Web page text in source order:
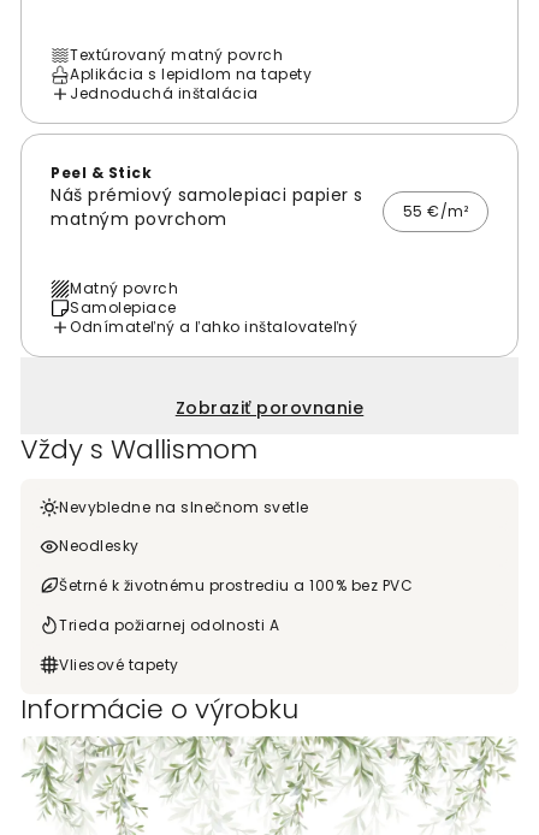
Textúrovaný matný povrch
Aplikácia s lepidlom na tapety
Jednoduchá inštalácia
Peel & Stick
Náš prémiový samolepiaci papier s
matným povrchom
55 €/m²
Matný povrch
Samolepiace
Odnímateľný a ľahko inštalovateľný
Zobraziť porovnanie
Vždy s Wallismom
Nevybledne na slnečnom svetle
Neodlesky
Šetrné k životnému prostrediu a 100% bez PVC
Trieda požiarnej odolnosti A
Vliesové tapety
Informácie o výrobku